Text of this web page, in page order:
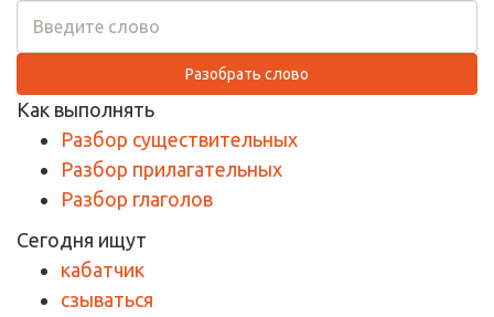
Разобрать слово
Как выполнять
Разбор существительных
Разбор прилагательных
Разбор глаголов
Сегодня ищут
кабатчик
сзываться